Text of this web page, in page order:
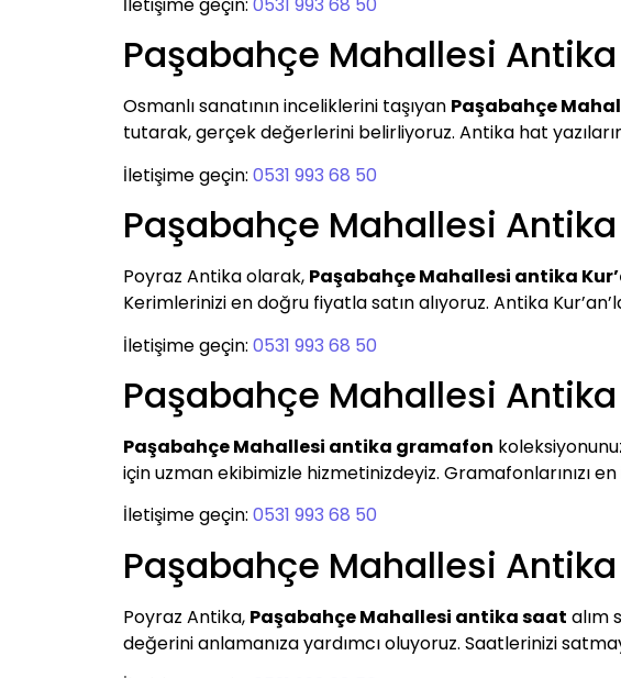
Paşabahçe Mahallesi Antika
Osmanlı sanatının inceliklerini taşıyan Paşabahçe
tutarak, gerçek değerlerini belirliyoruz. Antika hat
İletişime geçin: 0531 993 68 50
Paşabahçe Mahallesi Antika
Poyraz Antika olarak, Paşabahçe Mahallesi antika
Kerimlerinizi en doğru fiyatla satın alıyoruz. Antika
İletişime geçin: 0531 993 68 50
Paşabahçe Mahallesi
Paşabahçe Mahallesi antika gramafon
için uzman ekibimizle hizmetinizdeyiz. Gramafonlarınızı
İletişime geçin: 0531 993 68 50
Paşabahçe Mahallesi
Poyraz Antika, Paşabahçe Mahallesi antika saat alım
değerini anlamanıza yardımcı oluyoruz. Saatlerinizi